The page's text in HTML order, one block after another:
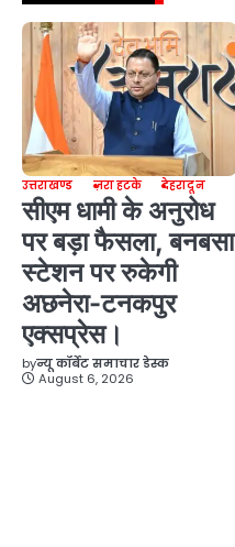
उत्तराखण्ड ज़रा हटके देहरादून
सीएम धामी के अनुरोध
पर बड़ा फैसला, बनबसा
स्टेशन पर रुकेगी
अछनेरा-टनकपुर
एक्सप्रेस।
byन्यू कॉर्बेट समाचार डेस्क
August 6, 2026